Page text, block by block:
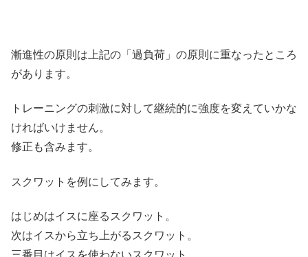
漸進性の原則は上記の「過負荷」の原則に重なったところ
があります。
トレーニングの刺激に対して継続的に強度を変えていかな
ければいけません。
修正も含みます。
スクワットを例にしてみます。
はじめはイスに座るスクワット。
次はイスから立ち上がるスクワット。